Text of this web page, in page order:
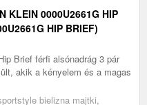
KLEIN 0000U2661G HIP
HIP BRIEF)
Brief férfi alsónadrág 3 pár
akik a kényelem és a magas
bielizna majtki,